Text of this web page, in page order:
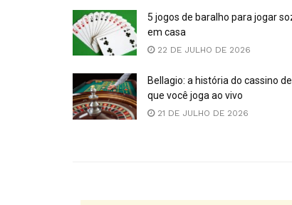
5 jogos de baralho para jogar
em casa
22 DE JULHO DE 2026
Bellagio: a história do cassino
que você joga ao vivo
21 DE JULHO DE 2026